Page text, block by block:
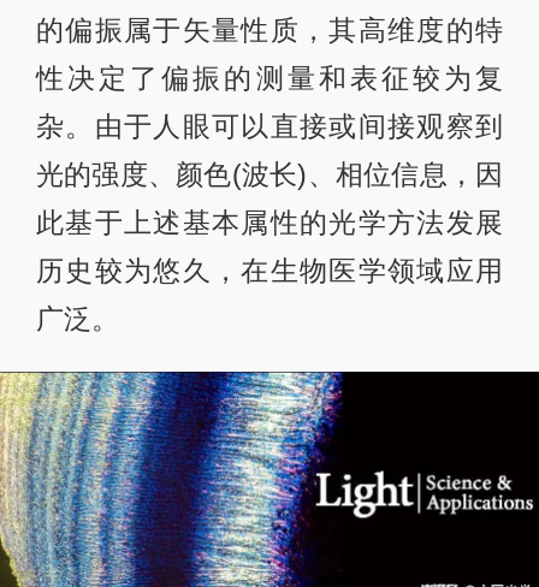
的偏振属于矢量性质，其高维度的特
性决定了偏振的测量和表征较为复
杂。由于人眼可以直接或间接观察到
光的强度、颜色(波长)、相位信息，因
此基于上述基本属性的光学方法发展
历史较为悠久，在生物医学领域应用
广泛。